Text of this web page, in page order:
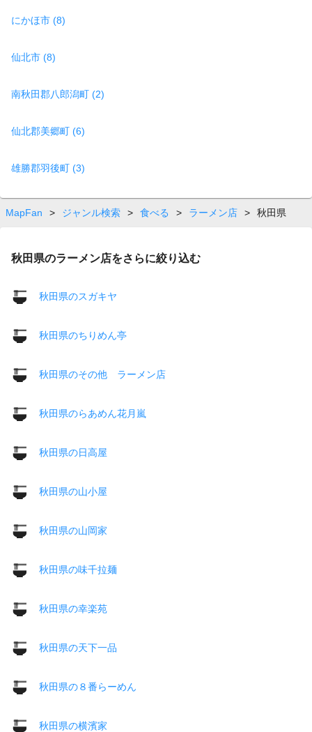
にかほ市 (8)
仙北市 (8)
南秋田郡八郎潟町 (2)
仙北郡美郷町 (6)
雄勝郡羽後町 (3)
MapFan > ジャンル検索 > 食べる > ラーメン店 > 秋田県
秋田県のラーメン店をさらに絞り込む
秋田県のスガキヤ
秋田県のちりめん亭
秋田県のその他 ラーメン店
秋田県のらあめん花月嵐
秋田県の日高屋
秋田県の山小屋
秋田県の山岡家
秋田県の味千拉麺
秋田県の幸楽苑
秋田県の天下一品
秋田県の８番らーめん
秋田県の横濱家